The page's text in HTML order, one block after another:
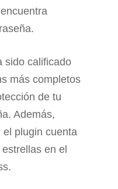
sido calificado
más completos
de tu
Además,
plugin cuenta
en el